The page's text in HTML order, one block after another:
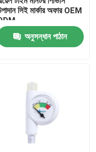
সিই মার্কার অফার OEM
অনুসন্ধান পাঠান